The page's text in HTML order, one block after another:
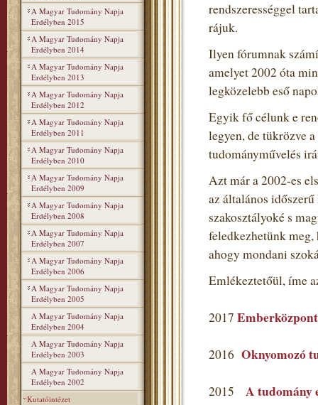
A Magyar Tudomány Napja
Erdélyben 2015
A Magyar Tudomány Napja
Erdélyben 2014
A Magyar Tudomány Napja
Erdélyben 2013
A Magyar Tudomány Napja
Erdélyben 2012
A Magyar Tudomány Napja
Erdélyben 2011
A Magyar Tudomány Napja
Erdélyben 2010
A Magyar Tudomány Napja
Erdélyben 2009
A Magyar Tudomány Napja
Erdélyben 2008
A Magyar Tudomány Napja
Erdélyben 2007
A Magyar Tudomány Napja
Erdélyben 2006
A Magyar Tudomány Napja
Erdélyben 2005
A Magyar Tudomány Napja
Erdélyben 2004
A Magyar Tudomány Napja
Erdélyben 2003
A Magyar Tudomány Napja
Erdélyben 2002
Kutatóintézet
rendszerességgel
rájuk.
Ilyen fórumnak
amelyet 2002 óta
legközelebb eső
Egyik fő célunk e
legyen, de tükrözve
tudományművelés
Azt már a 2002-es
az általános
szakosztályoké s
feledkezhetünk meg,
ahogy mondani
Emlékeztetőül, íme
2017
2016 Oknyomozó
2015 A tudomány